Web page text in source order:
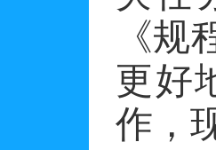
《规
更好
作，